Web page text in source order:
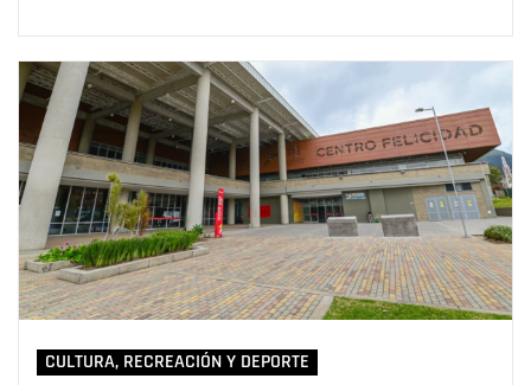
CULTURA, RECREACIÓN Y DEPORTE